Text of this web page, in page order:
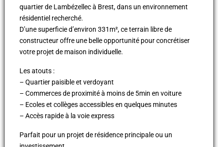
quartier de Lambézellec à Brest, dans un environnement
résidentiel recherché.
D’une superficie d’environ 331m², ce terrain libre de
constructeur offre une belle opportunité pour concrétiser
votre projet de maison individuelle.
Les atouts :
– Quartier paisible et verdoyant
– Commerces de proximité à moins de 5min en voiture
– Ecoles et collèges accessibles en quelques minutes
– Accès rapide à la voie express
Parfait pour un projet de résidence principale ou un